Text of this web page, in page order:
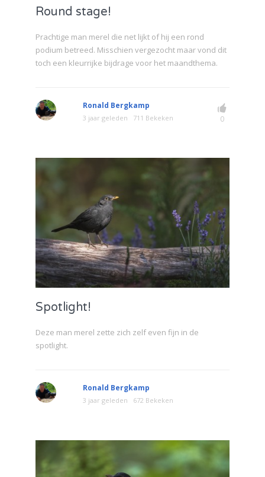
Round stage!
Prachtige man merel die net lijkt of hij een rond
podium betreed. Misschien vergezocht maar vond dit
toch een kleurrijke bijdrage voor het maandthema.
Ronald Bergkamp
3 jaar geleden 711 Bekeken 0
Spotlight!
Deze man merel zette zich zelf even fijn in de
spotlight.
Ronald Bergkamp
3 jaar geleden 672 Bekeken